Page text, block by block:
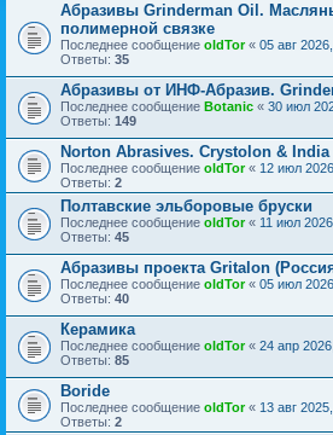
Абразивы Grinderman Oil.
полимерной связке
Последнее сообщение oldTor« 05 авг
Ответы: 35
Абразивы от ИНФ-Абразив.
Последнее сообщение Botanic « 30 июл
Ответы: 149
Norton Abrasives. Crystolon & India
Последнее сообщение oldTor« 12 июл
Ответы: 2
Полтавские эльборовые бруски
Последнее сообщение oldTor« 11 июл
Ответы: 45
Абразивы проекта Gritalon
Последнее сообщение oldTor« 05 июл
Ответы: 40
Керамика
Последнее сообщение oldTor« 24 апр
Ответы: 85
Boride
Последнее сообщение oldTor« 13 авг
Ответы: 2